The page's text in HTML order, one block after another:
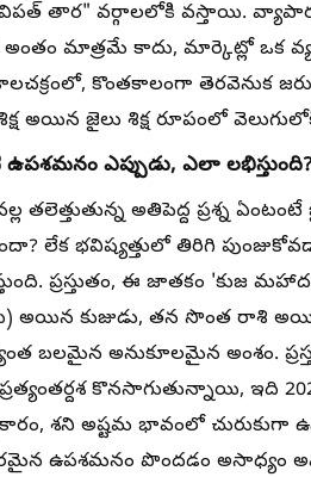
తార" వర్గాలలోకి వస్తాయి.
మాత్రమే కాదు, మార్కెట్లో ఒక
కొంతకాలంగా తెరవెనుక
అయిన జైలు శిక్ష రూపంలో
ఎప్పుడు, ఎలా లభిస్తుంది?
తలెత్తుతున్న అతిపెద్ద ప్రశ్న
లేక భవిష్యత్తులో తిరిగి
ప్రస్తుతం, ఈ జాతకం
అయిన కుజుడు, తన సొంత రాశి
బలమైన అనుకూలమైన అంశం.
ప్రత్యంతర్దశ కొనసాగుతున్నాయి, ఇది
శని అష్టమ భావంలో చురుకుగా
ఉపశమనం పొందడం అసాధ్యం